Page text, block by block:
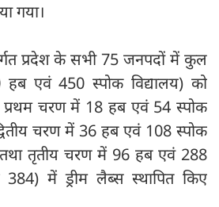
गया।
प्रदेश के सभी 75 जनपदों में कुल
हब एवं 450 स्पोक विद्यालय) को
प्रथम चरण में 18 हब एवं 54 स्पोक
चरण में 36 हब एवं 108 स्पोक
तृतीय चरण में 96 हब एवं 288
384) में ड्रीम लैब्स स्थापित किए